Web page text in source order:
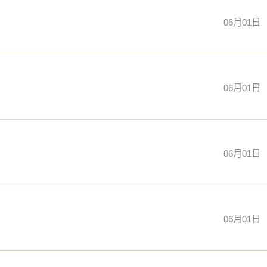
06月01日
06月01日
06月01日
06月01日